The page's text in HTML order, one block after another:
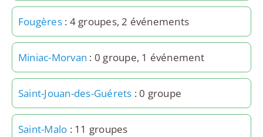
Fougères: 4 groupes, 2 événements
Miniac-Morvan : 0 groupe, 1 événement
Saint-Jouan-des-Guérets : 0 groupe
Saint-Malo : 11 groupes